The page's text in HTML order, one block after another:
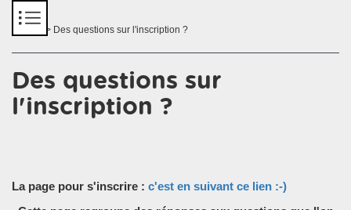
> Des questions sur l'inscription ?
Des questions sur
l'inscription ?
La page pour s'inscrire : c'est en suivant ce lien :-)